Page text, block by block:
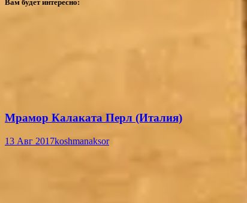
Вам будет интересно:
Мрамор Калаката Перл (Италия)
13 Авг 2017koshmanaksor